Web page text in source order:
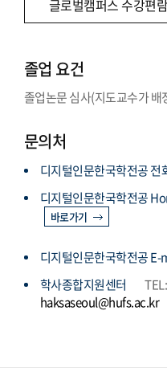
글로벌캠퍼스 수강편
졸업 요건
졸업논문 심사(지도교수가 배
문의처
디지털인문한국학전공 전
디지털인문한국학전공
바로가기
디지털인문한국학전공 E-
학사종합지원센터
haksaseoul@hufs.ac.kr